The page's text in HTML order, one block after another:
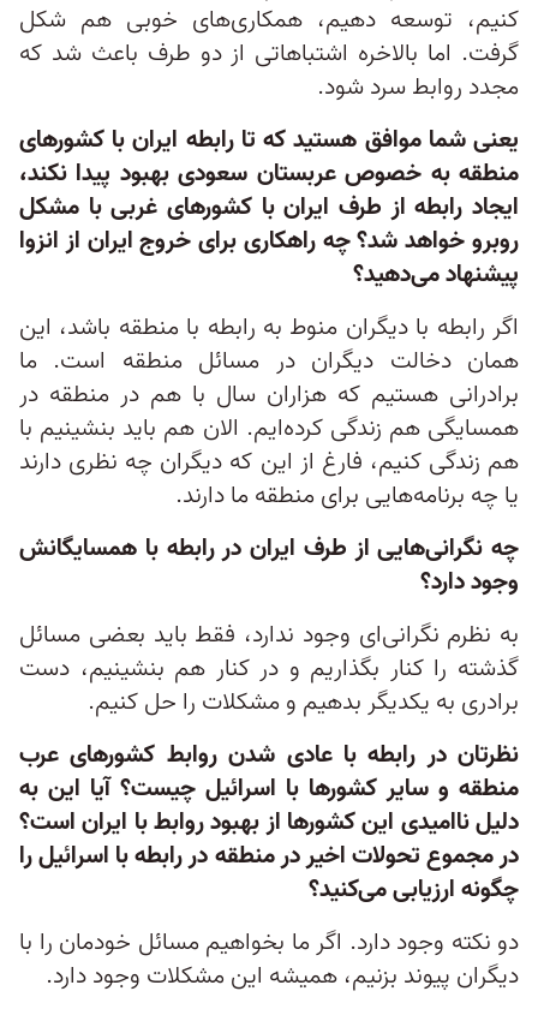
کنیم، توسعه دهیم، همکاری‌های خوبی هم شکل
گرفت. اما بالاخره اشتباهاتی از دو طرف باعث شد که
مجدد روابط سرد شود.
یعنی شما موافق هستید که تا رابطه ایران با کشورهای
منطقه به خصوص عربستان سعودی بهبود پیدا نکند،
ایجاد رابطه از طرف ایران با کشورهای غربی با مشکل
روبرو خواهد شد؟ چه راهکاری برای خروج ایران از انزوا
پیشنهاد می‌دهید؟
اگر رابطه با دیگران منوط به رابطه با منطقه باشد، این
همان دخالت دیگران در مسائل منطقه است. ما
برادرانی هستیم که هزاران سال با هم در منطقه در
همسایگی هم زندگی کرده‌ایم. الان هم باید بنشینیم با
هم زندگی کنیم، فارغ از این که دیگران چه نظری دارند
یا چه برنامه‌هایی برای منطقه ما دارند.
چه نگرانی‌هایی از طرف ایران در رابطه با همسایگانش
وجود دارد؟
به نظرم نگرانی‌ای وجود ندارد، فقط باید بعضی مسائل
گذشته را کنار بگذاریم و در کنار هم بنشینیم، دست
برادری به یکدیگر بدهیم و مشکلات را حل کنیم.
نظرتان در رابطه با عادی شدن روابط کشورهای عرب
منطقه و سایر کشورها با اسرائیل چیست؟ آیا این به
دلیل ناامیدی این کشورها از بهبود روابط با ایران است؟
در مجموع تحولات اخیر در منطقه در رابطه با اسرائیل را
چگونه ارزیابی می‌کنید؟
دو نکته وجود دارد. اگر ما بخواهیم مسائل خودمان را با
دیگران پیوند بزنیم، همیشه این مشکلات وجود دارد.